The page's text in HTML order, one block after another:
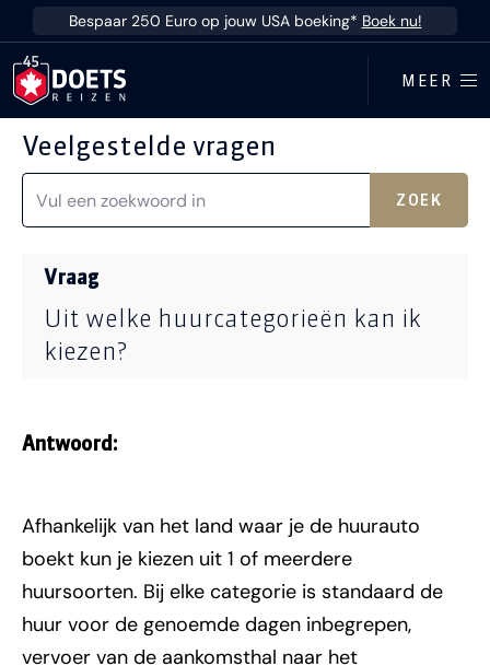
Ga direct naar inhoud
Bespaar 250 Euro op jouw USA boeking* Boek nu!
MEER
Veelgestelde vragen
ZOEK
Vraag
Uit welke huurcategorieën kan ik
kiezen?
Antwoord:
Afhankelijk van het land waar je de huurauto
boekt kun je kiezen uit 1 of meerdere
huursoorten. Bij elke categorie is standaard de
huur voor de genoemde dagen inbegrepen,
vervoer van de aankomsthal naar het